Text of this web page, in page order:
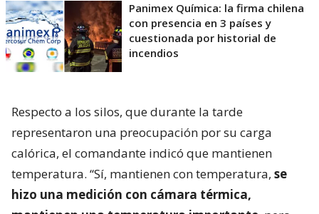
Panimex Química: la firma chilena
con presencia en 3 países y
cuestionada por historial de
incendios
Respecto a los silos, que durante la tarde
representaron una preocupación por su carga
calórica, el comandante indicó que mantienen
temperatura. “Sí, mantienen con temperatura, se
hizo una medición con cámara térmica,